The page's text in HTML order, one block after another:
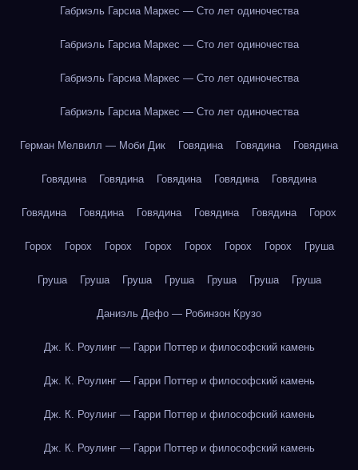
Габриэль Гарсиа Маркес — Сто лет одиночества
Габриэль Гарсиа Маркес — Сто лет одиночества
Габриэль Гарсиа Маркес — Сто лет одиночества
Габриэль Гарсиа Маркес — Сто лет одиночества
Герман Мелвилл — Моби Дик Говядина Говядина Говядина
Говядина Говядина Говядина Говядина Говядина
Говядина Говядина Говядина Говядина Говядина Горох
Горох Горох Горох Горох Горох Горох Горох Груша
Груша Груша Груша Груша Груша Груша Груша
Даниэль Дефо — Робинзон Крузо
Дж. К. Роулинг — Гарри Поттер и философский камень
Дж. К. Роулинг — Гарри Поттер и философский камень
Дж. К. Роулинг — Гарри Поттер и философский камень
Дж. К. Роулинг — Гарри Поттер и философский камень